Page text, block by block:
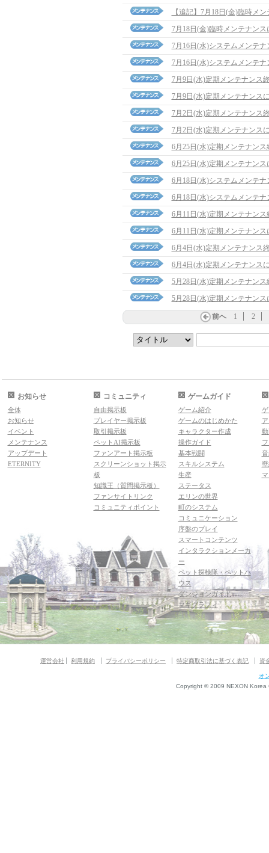
【追記】7月18日(金)臨時メ
7月18日(金)臨時メンテナンス
7月16日(水)システムメンテ
7月16日(水)システムメンテナ
7月9日(水)定期メンテナンス
7月9日(水)定期メンテナンス
7月2日(水)定期メンテナンス
7月2日(水)定期メンテナンス
6月25日(水)定期メンテナン
6月25日(水)定期メンテナンス
6月18日(水)システムメンテ
6月18日(水)システムメンテナ
6月11日(水)定期メンテナン
6月11日(水)定期メンテナンス
6月4日(水)定期メンテナンス
6月4日(水)定期メンテナンス
5月28日(水)定期メンテナン
5月28日(水)定期メンテナンス
前へ 1 2
お知らせ
全体
お知らせ
イベント
メンテナンス
アップデート
ETERNITY
コミュニティ
自由掲示板
プレイヤー掲示板
取引掲示板
ペットAI掲示板
ファンアート掲示板
スクリーンショット掲示
板
知識王（質問掲示板）
ファンサイトリンク
コミュニティポイント
ゲームガイド
ゲーム紹介
ゲームのはじめかた
キャラクター作成
操作ガイド
基本戦闘
スキルシステム
生産
ステータス
エリンの世界
町のシステム
コミュニケーション
序盤のプレイ
スマートコンテンツ
インタラクションメーカ
ー
ペット探検隊・ペットハ
ウス
ダンジョンガイド
マギグラフィ
運営会社 利用規約 プライバシーポリシー 特定商取引法に基づく表記 資
オ
Copyright © 2009 NEXON Korea